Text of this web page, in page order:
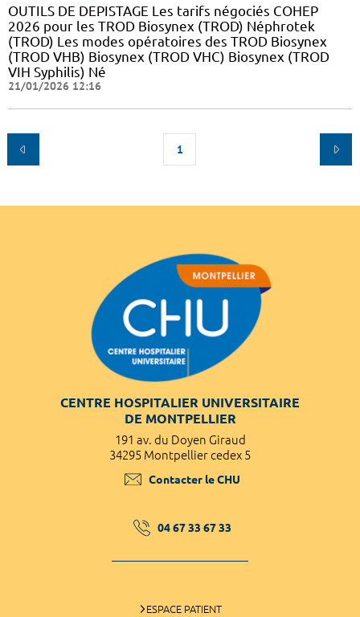
OUTILS DE DEPISTAGE Les tarifs négociés COHEP
2026 pour les TROD Biosynex (TROD) Néphrotek
(TROD) Les modes opératoires des TROD Biosynex
(TROD VHB) Biosynex (TROD VHC) Biosynex (TROD
VIH Syphilis) Né
21/01/2026 12:16
1
CENTRE HOSPITALIER UNIVERSITAIRE
DE MONTPELLIER
191 av. du Doyen Giraud
34295 Montpellier cedex 5
Contacter le CHU
04 67 33 67 33
ESPACE PATIENT